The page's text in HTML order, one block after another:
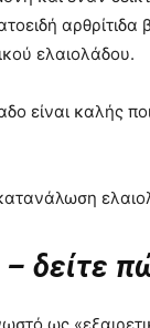
ελαιολάδου.
είναι καλής
– δείτε